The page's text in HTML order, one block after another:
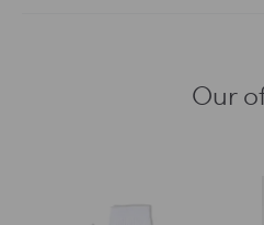
Our